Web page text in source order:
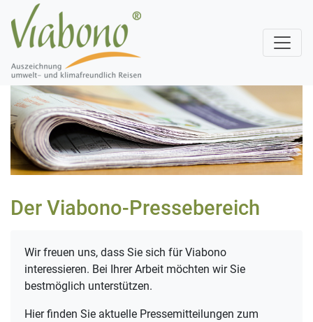
Der Viabono-Pressebereich
Wir freuen uns, dass Sie sich für Viabono
interessieren. Bei Ihrer Arbeit möchten wir Sie
bestmöglich unterstützen.
Hier finden Sie aktuelle Pressemitteilungen zum